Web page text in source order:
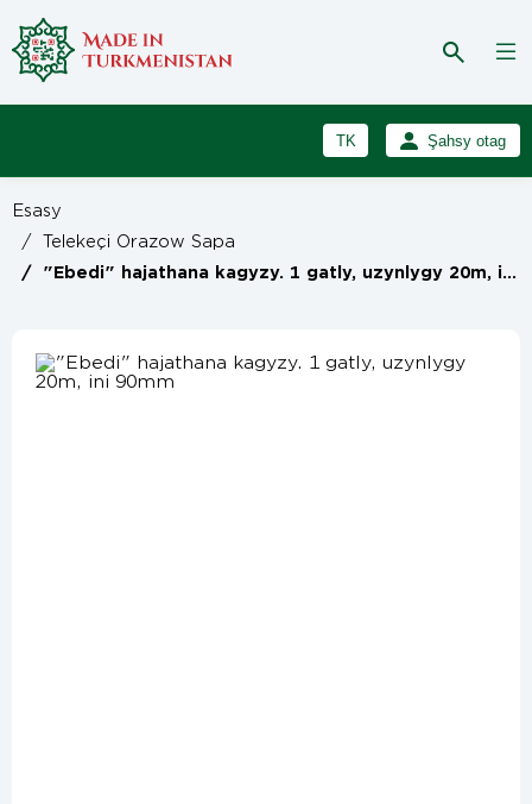
TK
RU
Şahsy otag
Esasy
/ Telekeçi Orazow Sapa
/ "Ebedi" hajathana kagyzy. 1 gatly, uzynlygy 20m, ini 90mm